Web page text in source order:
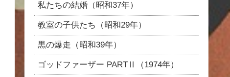
私たちの結婚（昭和37年）
教室の子供たち（昭和29年）
黒の爆走（昭和39年）
ゴッドファーザー PARTⅡ（1974年）